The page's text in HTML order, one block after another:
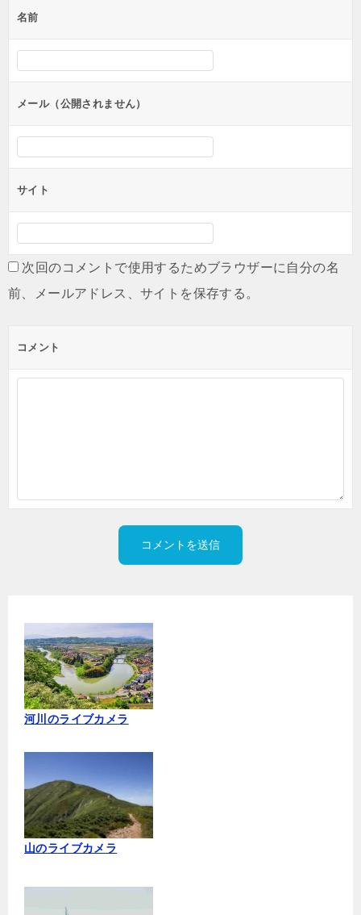
ー
シ
ン
名前
メール（公開されません）
サイト
次回のコメントで使用するためブラウザーに自分の名
前、メールアドレス、サイトを保存する。
コメント
河川のライブカメラ
山のライブカメラ